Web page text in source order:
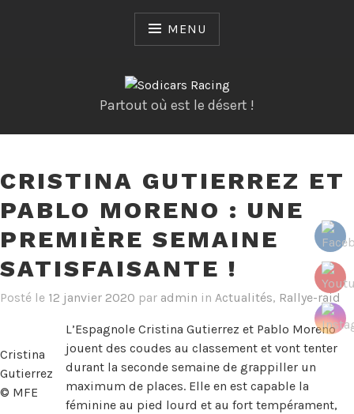
MENU
Partout où est le désert !
CRISTINA GUTIERREZ ET
PABLO MORENO : UNE
PREMIÈRE SEMAINE
SATISFAISANTE !
Posté le 12 janvier 2020 par admin in Actualités, Rallye-raid
Cristina
Gutierrez
© MFE
L’Espagnole Cristina Gutierrez et Pablo Moreno
jouent des coudes au classement et vont tenter
durant la seconde semaine de grappiller un
maximum de places. Elle en est capable la
féminine au pied lourd et au fort tempérament,